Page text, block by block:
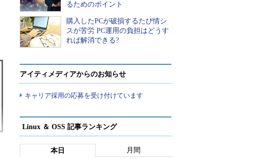
るためのポイント
購入したPCが破損するたび情シ
スが苦労 PC運用の負担はどうす
れば解消できる?
アイティメディアからのお知らせ
キャリア採用の応募を受け付けています
Linux ＆ OSS 記事ランキング
本日 月間